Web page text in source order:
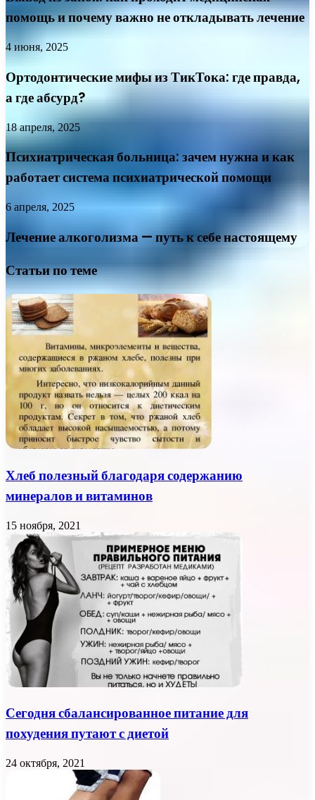
помощь и почему важно не откладывать лечение
4 июня, 2025
Ортодонтические мифы из ТикТока: где правда,
а где абсурд?
18 апреля, 2025
Психиатрическая больница: зачем нужна и как
работает система психиатрической помощи
6 апреля, 2025
Лечение алкоголизма — путь к себе настоящему
Статьи по теме
Хлеб полезный благодаря содержанию
минералов и витаминов
15 ноября, 2021
Сегодня сбалансированное питание для
похудения путают с диетой
24 октября, 2021